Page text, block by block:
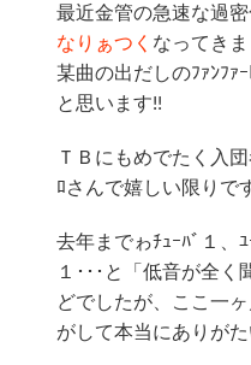
最近金管の急速な過密
なりぁつく なってき
某曲の出だしのﾌｧﾝﾌｧ
と思います!!
ＴＢにもめでたく入
ﾛさんで嬉しい限りで
去年までゎﾁｭｰﾊﾞ１、
１･･･と「低音が全く
どでしたが、ここ一
がして本当にありがた